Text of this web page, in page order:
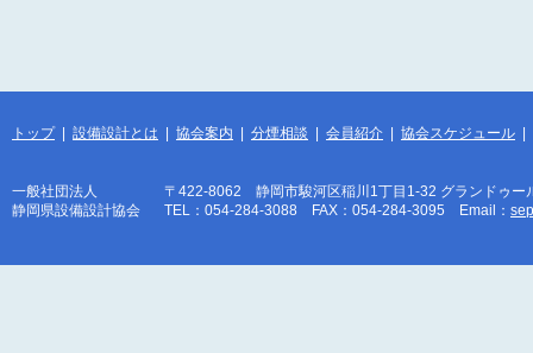
トップ | 設備設計とは | 協会案内 | 分煙相談 | 会員紹介 | 協会スケジュール |
一般社団法人
静岡県設備設計協会
〒422-8062 静岡市駿河区稲川1丁目1-32 グランドゥ
TEL：054-284-3088 FAX：054-284-3095 Email：